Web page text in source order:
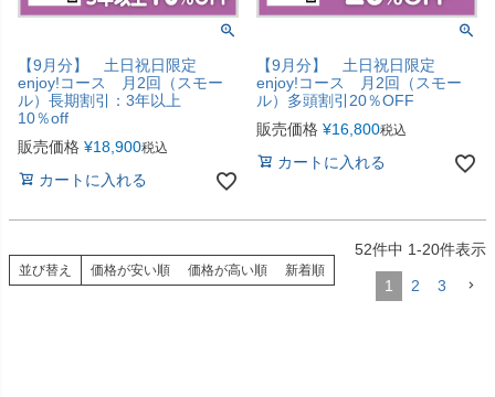
【9月分】 土日祝日限定
enjoy!コース 月2回（スモー
ル）長期割引：3年以上
10％off
販売価格 ¥18,900税込
カートに入れる
【9月分】 土日祝日限定
enjoy!コース 月2回（スモー
ル）多頭割引20％OFF
販売価格 ¥16,800税込
カートに入れる
並び替え 価格が安い順 価格が高い順 新着順
52件中 1-20件表示
1 2 3